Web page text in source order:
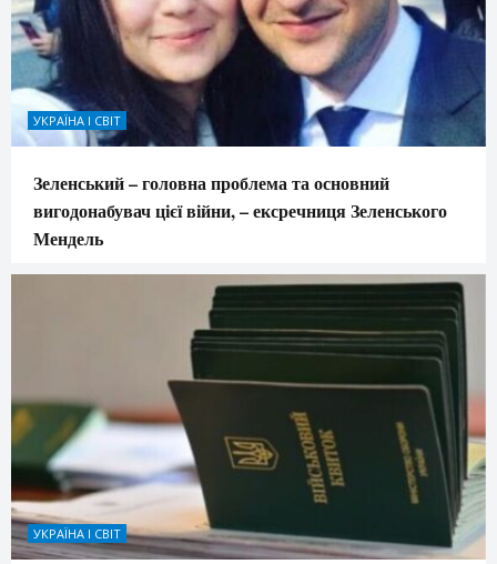
УКРАЇНА І СВІТ
Зеленський – головна проблема та основний
вигодонабувач цієї війни, – ексречниця Зеленського
Мендель
УКРАЇНА І СВІТ